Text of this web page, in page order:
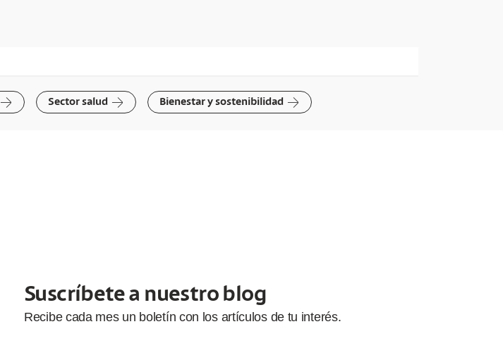
arrow-right Sector salud arrow-right Bienestar y sostenibilidad arrow-right
Suscríbete a nuestro blog
Recibe cada mesun boletín con los artículos de tu interés.